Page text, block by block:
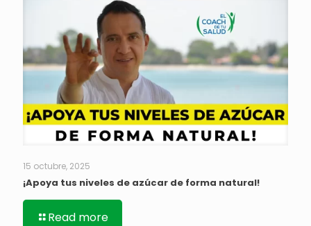
15 octubre, 2025
¡Apoya tus niveles de azúcar de forma natural!
Read more